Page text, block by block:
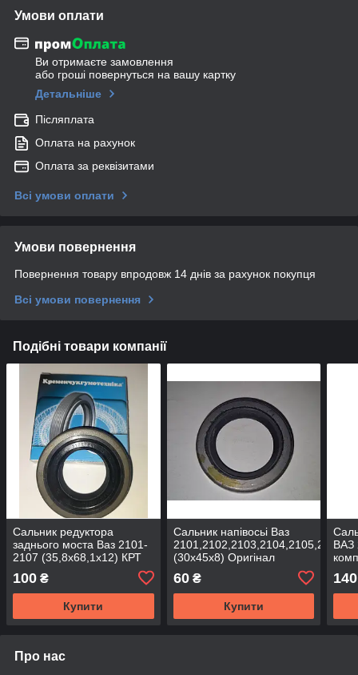
Умови оплати
Ви отримаєте замовлення
або гроші повернуться на вашу картку
Детальніше
Післяплата
Оплата на рахунок
Оплата за реквізитами
Всі умови оплати
Умови повернення
Повернення товару впродовж 14 днів за рахунок покупця
Всі умови повернення
Подібні товари компанії
Сальник редуктора
заднього моста Ваз 2101-
2107 (35,8х68,1х12) КРТ
100 ₴
Купити
Сальник напівосьі Ваз
(30х45х8) Оригінал
60₴
Купити
ВАЗ
140
Про нас